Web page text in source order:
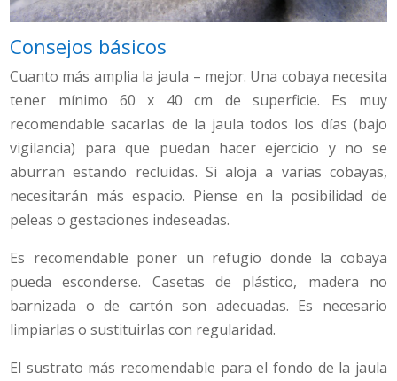
Consejos básicos
Cuanto más amplia la jaula – mejor. Una cobaya necesita
tener mínimo 60 x 40 cm de superficie. Es muy
recomendable sacarlas de la jaula todos los días (bajo
vigilancia) para que puedan hacer ejercicio y no se
aburran estando recluidas. Si aloja a varias cobayas,
necesitarán más espacio. Piense en la posibilidad de
peleas o gestaciones indeseadas.
Es recomendable poner un refugio donde la cobaya
pueda esconderse. Casetas de plástico, madera no
barnizada o de cartón son adecuadas. Es necesario
limpiarlas o sustituirlas con regularidad.
El sustrato más recomendable para el fondo de la jaula